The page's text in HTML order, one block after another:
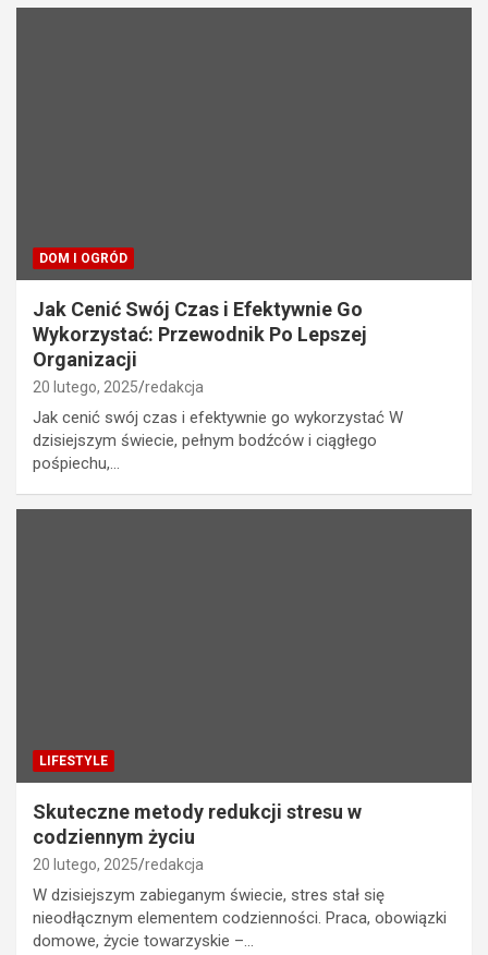
DOM I OGRÓD
Jak Cenić Swój Czas i Efektywnie Go
Wykorzystać: Przewodnik Po Lepszej
Organizacji
20 lutego, 2025 redakcja
Jak cenić swój czas i efektywnie go wykorzystać W
dzisiejszym świecie, pełnym bodźców i ciągłego
pośpiechu,…
LIFESTYLE
Skuteczne metody redukcji stresu w
codziennym życiu
20 lutego, 2025 redakcja
W dzisiejszym zabieganym świecie, stres stał się
nieodłącznym elementem codzienności. Praca, obowiązki
domowe, życie towarzyskie –…